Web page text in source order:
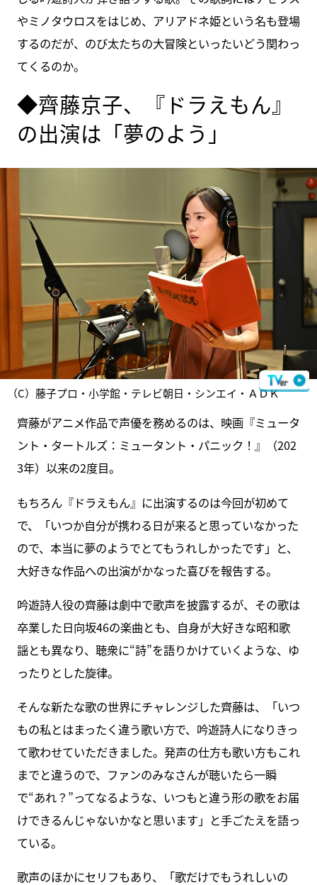
やミノタウロスをはじめ、アリアドネ姫という名も登場
するのだが、のび太たちの大冒険といったいどう関わっ
てくるのか。
◆齊藤京子、『ドラえもん』
の出演は「夢のよう」
（C）藤子プロ・小学館・テレビ朝日・シンエイ・ＡＤＫ
齊藤がアニメ作品で声優を務めるのは、映画『ミュータ
ント・タートルズ：ミュータント・パニック！』（202
3年）以来の2度目。
もちろん『ドラえもん』に出演するのは今回が初めて
で、「いつか自分が携わる日が来ると思っていなかった
ので、本当に夢のようでとてもうれしかったです」と、
大好きな作品への出演がかなった喜びを報告する。
吟遊詩人役の齊藤は劇中で歌声を披露するが、その歌は
卒業した日向坂46の楽曲とも、自身が大好きな昭和歌
謡とも異なり、聴衆に“詩”を語りかけていくような、ゆ
ったりとした旋律。
そんな新たな歌の世界にチャレンジした齊藤は、「いつ
もの私とはまったく違う歌い方で、吟遊詩人になりきっ
て歌わせていただきました。発声の仕方も歌い方もこれ
までと違うので、ファンのみなさんが聴いたら一瞬
で“あれ？”ってなるような、いつもと違う形の歌をお届
けできるんじゃないかなと思います」と手ごたえを語っ
ている。
歌声のほかにセリフもあり、「歌だけでもうれしいの